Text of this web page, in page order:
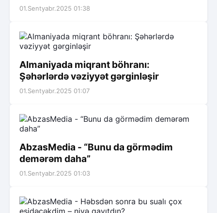
01.Sentyabr.2025 01:38
Almaniyada miqrant böhranı:
Şəhərlərdə vəziyyət gərginləşir
01.Sentyabr.2025 01:07
AbzasMedia - “Bunu da görmədim
demərəm daha”
01.Sentyabr.2025 01:03